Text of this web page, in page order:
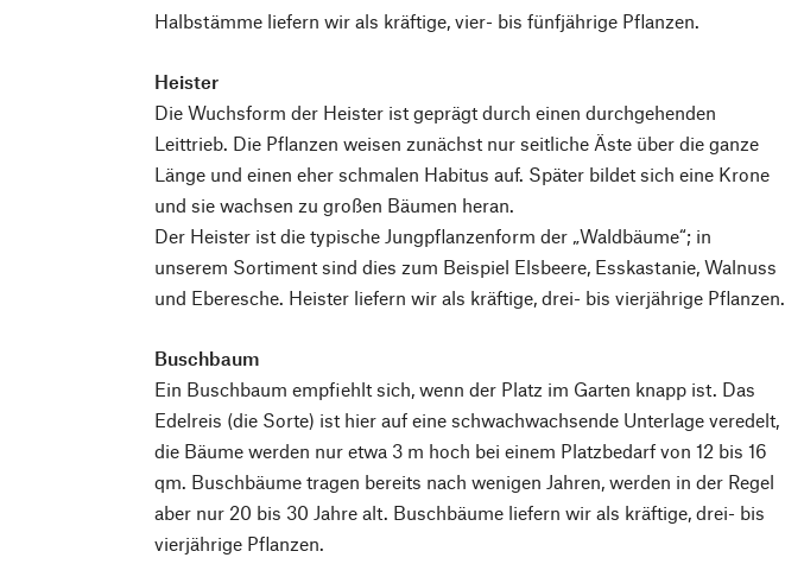
Halbstämme liefern wir als kräftige, vier- bis fünfjährige Pflanzen.
Heister
Die Wuchsform der Heister ist geprägt durch einen durchgehenden
Leittrieb. Die Pflanzen weisen zunächst nur seitliche Äste über die ganze
Länge und einen eher schmalen Habitus auf. Später bildet sich eine Krone
und sie wachsen zu großen Bäumen heran.
Der Heister ist die typische Jungpflanzenform der „Waldbäume“; in
unserem Sortiment sind dies zum Beispiel Elsbeere, Esskastanie, Walnuss
und Eberesche. Heister liefern wir als kräftige, drei- bis vierjährige Pflanzen.
Buschbaum
Ein Buschbaum empfiehlt sich, wenn der Platz im Garten knapp ist. Das
Edelreis (die Sorte) ist hier auf eine schwachwachsende Unterlage veredelt,
die Bäume werden nur etwa 3 m hoch bei einem Platzbedarf von 12 bis 16
qm. Buschbäume tragen bereits nach wenigen Jahren, werden in der Regel
aber nur 20 bis 30 Jahre alt. Buschbäume liefern wir als kräftige, drei- bis
vierjährige Pflanzen.